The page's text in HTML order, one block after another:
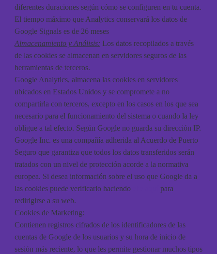
diferentes duraciones según cómo se configuren en tu cuenta.
El tiempo máximo que Analytics conservará los datos de
Google Signals es de 26 meses
Almacenamiento y Análisis: Los datos recopilados a través
de las cookies se almacenan en servidores seguros de las
herramientas de terceros.
Google Analytics, almacena las cookies en servidores
ubicados en Estados Unidos y se compromete a no
compartirla con terceros, excepto en los casos en los que sea
necesario para el funcionamiento del sistema o cuando la ley
obligue a tal efecto. Según Google no guarda su dirección IP.
Google Inc. es una compañía adherida al Acuerdo de Puerto
Seguro que garantiza que todos los datos transferidos serán
tratados con un nivel de protección acorde a la normativa
europea. Si desea información sobre el uso que Google da a
las cookies puede verificarlo haciendo
para
redirigirse a su web.
Cookies de Marketing:
Contienen registros cifrados de los identificadores de las
cuentas de Google de los usuarios y su hora de inicio de
sesión más reciente, lo que les permite gestionar muchos tipos